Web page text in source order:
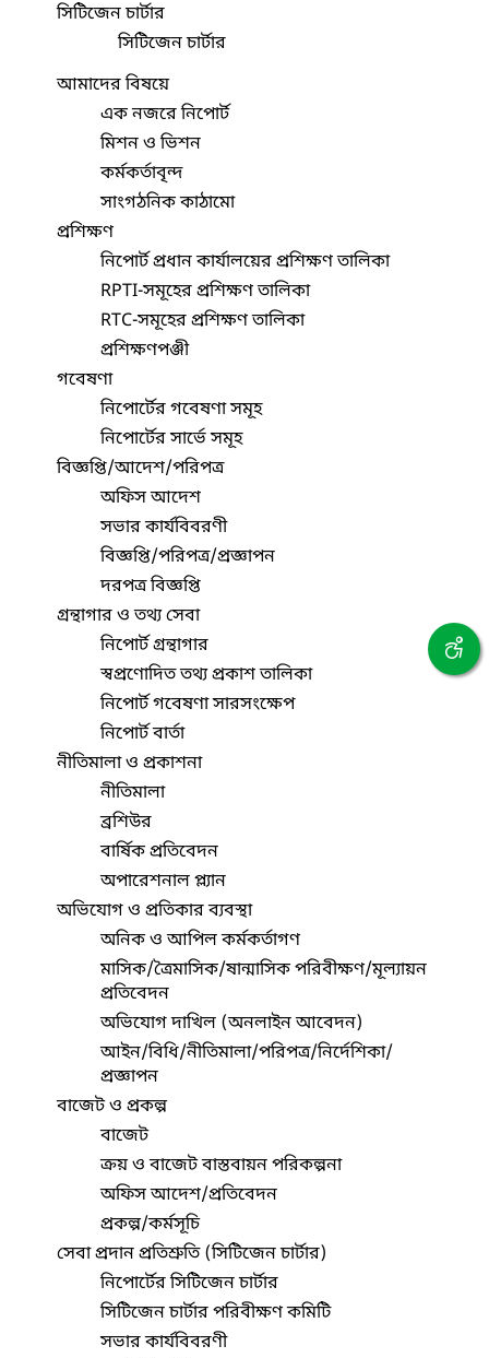
সিটিজেন চার্টার
সিটিজেন চার্টার
আমাদের বিষয়ে
এক নজরে নিপোর্ট
মিশন ও ভিশন
কর্মকর্তাবৃন্দ
সাংগঠনিক কাঠামো
প্রশিক্ষণ
নিপোর্ট প্রধান কার্যালয়ের প্রশিক্ষণ তালিকা
RPTI-সমূহের প্রশিক্ষণ তালিকা
RTC-সমূহের প্রশিক্ষণ তালিকা
প্রশিক্ষণপঞ্জী
গবেষণা
নিপোর্টের গবেষণা সমূহ
নিপোর্টের সার্ভে সমূহ
বিজ্ঞপ্তি/আদেশ/পরিপত্র
অফিস আদেশ
সভার কার্যবিবরণী
বিজ্ঞপ্তি/পরিপত্র/প্রজ্ঞাপন
দরপত্র বিজ্ঞপ্তি
গ্রন্থাগার ও তথ্য সেবা
নিপোর্ট গ্রন্থাগার
স্বপ্রণোদিত তথ্য প্রকাশ তালিকা
নিপোর্ট গবেষণা সারসংক্ষেপ
নিপোর্ট বার্তা
নীতিমালা ও প্রকাশনা
নীতিমালা
ব্রশিউর
বার্ষিক প্রতিবেদন
অপারেশনাল প্ল্যান
অভিযোগ ও প্রতিকার ব্যবস্থা
অনিক ও আপিল কর্মকর্তাগণ
মাসিক/ত্রৈমাসিক/ষান্মাসিক পরিবীক্ষণ/মূল্যায়ন
প্রতিবেদন
অভিযোগ দাখিল (অনলাইন আবেদন)
আইন/বিধি/নীতিমালা/পরিপত্র/নির্দেশিকা/
প্রজ্ঞাপন
বাজেট ও প্রকল্প
বাজেট
ক্রয় ও বাজেট বাস্তবায়ন পরিকল্পনা
অফিস আদেশ/প্রতিবেদন
প্রকল্প/কর্মসূচি
সেবা প্রদান প্রতিশ্রুতি (সিটিজেন চার্টার)
নিপোর্টের সিটিজেন চার্টার
সিটিজেন চার্টার পরিবীক্ষণ কমিটি
সভার কার্যবিবরণী